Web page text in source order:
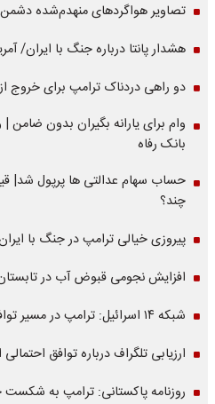
تصاویر هواگردهای منهدم‌شده
هشدار پانتا درباره جنگ با ایران/
دو راهی دردناک ترامپ برای خروج
بانک رفاه
حساب سهام عدالتی ها پرپول شد|
چند؟
پیروزی خیالی ترامپ در جنگ با
افزایش نجومی قبوض آب در
شبکه ۱۴ اسرائیل: ترامپ در مسیر توافق با ایران قرار دارد
ارزیابی تلگراف درباره توافق
روزنامه پاکستانی: ترامپ به